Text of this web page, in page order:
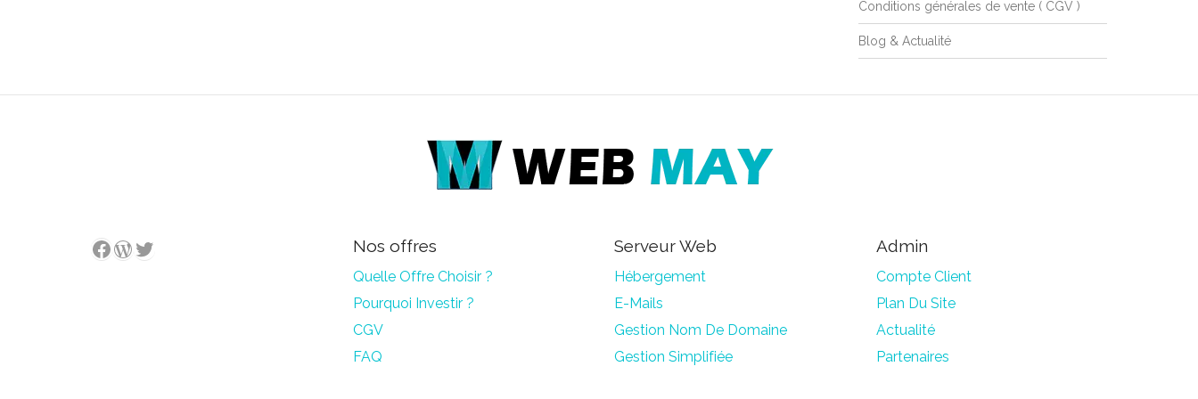
Conditions générales de vente ( CGV )
Blog & Actualité
Facebook
WordPress
Twitter Nos offres
Quelle Offre Choisir ?
Pourquoi Investir ?
CGV
FAQ
Serveur Web
Hébergement
E-Mails
Gestion Nom De Domaine
Gestion Simplifiée
Admin
Compte Client
Plan Du Site
Actualité
Partenaires